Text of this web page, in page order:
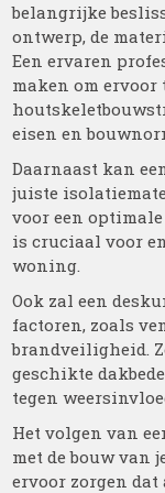
belangrijke
ontwerp, de
Een ervaren
maken om ervoor
eisen en
Daarnaast kan
juiste
voor een
is cruciaal voor
woning.
Ook zal een
factoren, zoals
brandveiligheid.
geschikte
tegen
Het volgen van
met de bouw van
ervoor zorgen